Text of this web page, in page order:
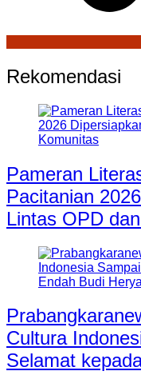
Rekomendasi
Pameran
Pacitanian
Lintas OPD
Cultura
Selamat